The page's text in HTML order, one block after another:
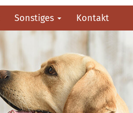
Sonstiges Kontakt